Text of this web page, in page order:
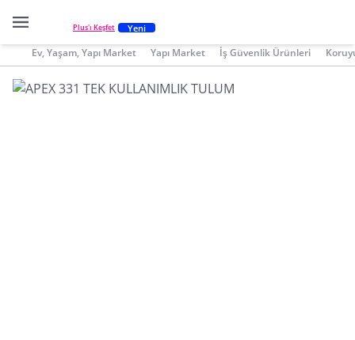
Plus'ı Keşfet Yeni
Ev, Yaşam, Yapı Market Yapı Market İş Güvenlik Ürünleri